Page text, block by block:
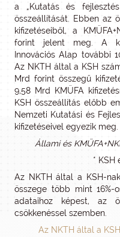
a „Kutatás és
összeállítását. Ebben az
kifizetéseiből, a
forint jelent meg. A
Innovációs Alap további
Az NKTH által a KSH
Mrd forint összegű
9,58 Mrd KMÜFA
KSH összeállítás előbb
Nemzeti Kutatási és
kifizetéseivel egyezik meg.
Állami és
* KSH
Az NKTH által a KSH-
összege több mint
adataihoz képest, az
csökkenéssel szemben.
Az NKTH által a